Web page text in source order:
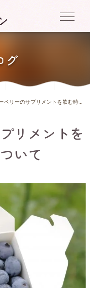
グ
リーのサプリメントを飲む時間について
リメントを
いて